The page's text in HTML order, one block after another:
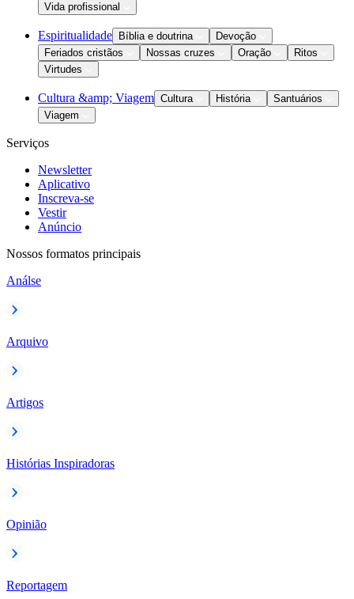
Vida profissional
Espiritualidade Bíblia e doutrina
Devoção
Feriados cristãos
Nossas cruzes Oração
Ritos
Virtudes
Cultura &amp; Viagem Cultura História
Santuários
Viagem
Serviços
Newsletter
Aplicativo
Inscreva-se
Vestir
Anúncio
Nossos formatos principais
Análse
Arquivo
Artigos
Histórias Inspiradoras
Opinião
Reportagem